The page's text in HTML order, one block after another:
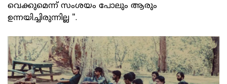
വെക്കുമെന്ന് സംശയം പോലും ആരും
ഉന്നയിച്ചിരുന്നില്ല ".